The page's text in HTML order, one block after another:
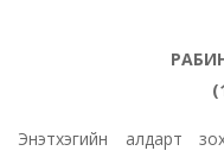
Энэтхэгийн алдарт